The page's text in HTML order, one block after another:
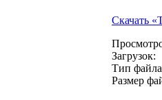
Скачать
Загрузок:
Тип файла
Размер